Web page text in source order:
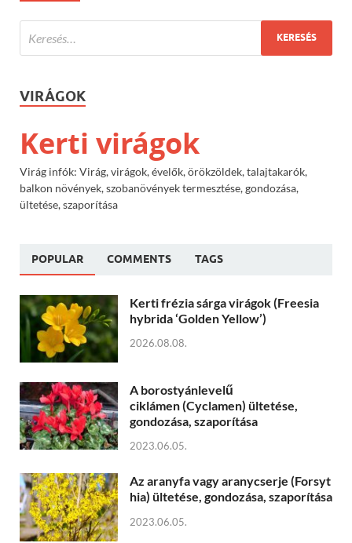
VIRÁGOK
Kerti virágok
Virág infók: Virág, virágok, évelők, örökzöldek, talajtakarók,
balkon növények, szobanövények termesztése, gondozása,
ültetése, szaporítása
POPULAR COMMENTS TAGS
Kerti frézia sárga virágok (Freesia
hybrida ‘Golden Yellow’)
2026.08.08.
A borostyánlevelű
ciklámen (Cyclamen) ültetése,
gondozása, szaporítása
2023.06.05.
Az aranyfa vagy aranycserje (Forsyt
hia) ültetése, gondozása, szaporítása
2023.06.05.